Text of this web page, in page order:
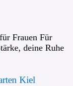
Frauen Für
deine Ruhe
Kiel